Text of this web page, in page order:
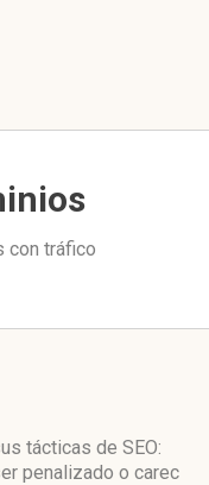
con tráfico
tácticas de SEO:
penalizado o carec